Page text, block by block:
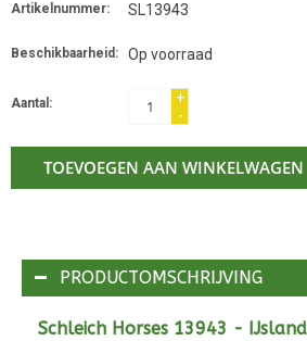
Artikelnummer: SL13943
Beschikbaarheid: Op voorraad
Aantal:
+
-
TOEVOEGEN AAN WINKELWAGEN
PRODUCTOMSCHRIJVING
Schleich Horses 13943 -